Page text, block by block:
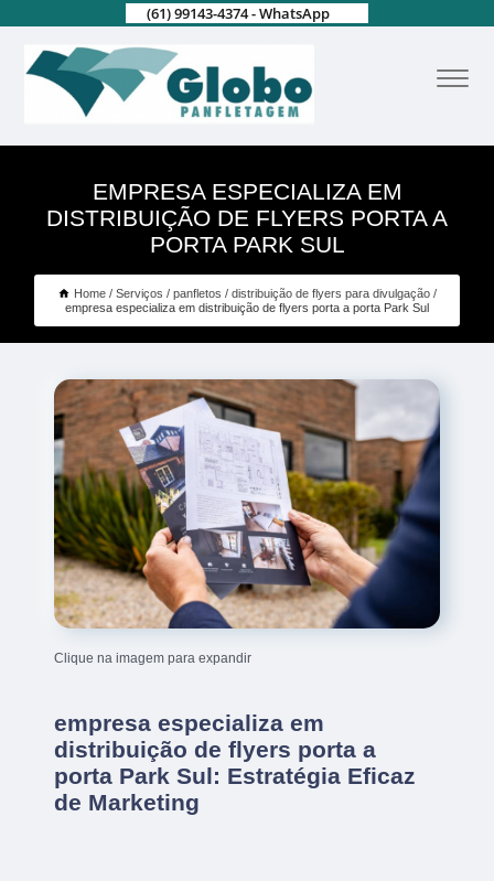
(61) 99143-4374 - WhatsApp
EMPRESA ESPECIALIZA EM
DISTRIBUIÇÃO DE FLYERS PORTA A
PORTA PARK SUL
Home Serviços panfletos
distribuição de flyers para divulgação
empresa especializa em distribuição de flyers porta a porta Park Sul
Clique na imagem para expandir
empresa especializa em
distribuição de flyers porta a
porta Park Sul: Estratégia Eficaz
de Marketing